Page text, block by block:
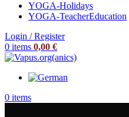
YOGA-Holidays
YOGA-TeacherEducation
Login / Register
0 items 0,00 €
0 items